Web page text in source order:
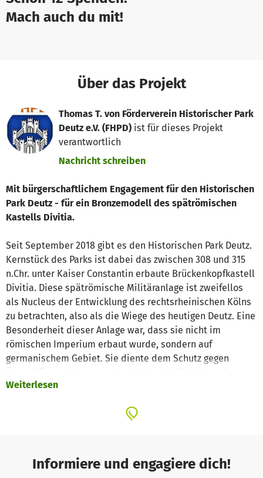
Mach auch du mit!
Über das Projekt
Thomas T. von Förderverein Historischer Park
Deutz e.V. (FHPD) ist für dieses Projekt
verantwortlich
Nachricht schreiben
Mit bürgerschaftlichem Engagement für den Historischen
Park Deutz - für ein Bronzemodell des spätrömischen
Kastells Divitia.
Seit September 2018 gibt es den Historischen Park Deutz.
Kernstück des Parks ist dabei das zwischen 308 und 315
n.Chr. unter Kaiser Constantin erbaute Brückenkopfkastell
Divitia. Diese spätrömische Militäranlage ist zweifellos
als Nucleus der Entwicklung des rechtsrheinischen Kölns
zu betrachten, also als die Wiege des heutigen Deutz. Eine
Besonderheit dieser Anlage war, dass sie nicht im
römischen Imperium erbaut wurde, sondern auf
germanischem Gebiet. Sie diente dem Schutz gegen
erleichterte natürlich auch den damals schon recht regen
Stämmen des Rechtsrheinischen.
des Kastells mehrfach geschleift wurden oder besonders
im Mittelalter als Baumaterial für neue Gebäude genutzt
Weiterlesen
Informiere und engagiere dich!